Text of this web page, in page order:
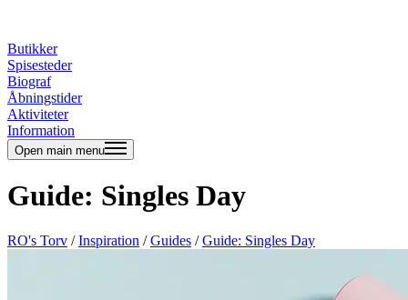
Butikker
Spisesteder
Biograf
Åbningstider
Aktiviteter
Information
Open main menu
Guide: Singles Day
RO's Torv /Inspiration /Guides /Guide: Singles Day